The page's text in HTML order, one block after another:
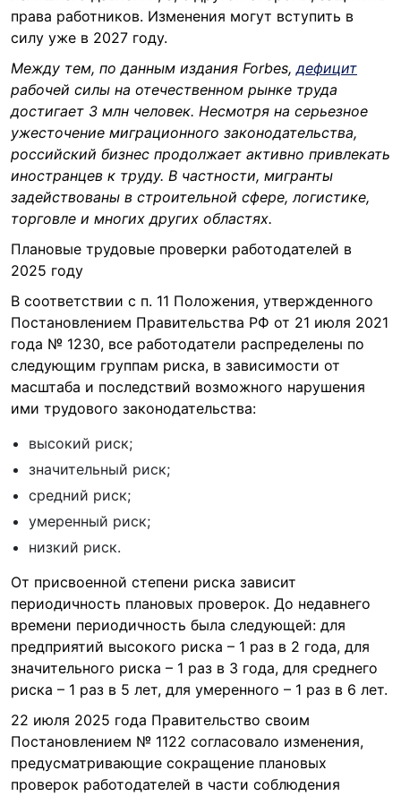
права работников. Изменения могут вступить в
силу уже в 2027 году.
Между тем, по данным издания Forbes,дефицит
рабочей силы на отечественном рынке труда
достигает 3 млн человек. Несмотря на серьезное
ужесточение миграционного законодательства,
российский бизнес продолжает активно привлекать
иностранцев к труду. В частности, мигранты
задействованы в строительной сфере, логистике,
торговле и многих других областях.
Плановые трудовые проверки работодателей в
2025 году
В соответствии с п. 11 Положения, утвержденного
Постановлением Правительства РФ от 21 июля 2021
года № 1230, все работодатели распределены по
следующим группам риска, в зависимости от
масштаба и последствий возможного нарушения
ими трудового законодательства:
высокий риск;
значительный риск;
средний риск;
умеренный риск;
низкий риск.
От присвоенной степени риска зависит
периодичность плановых проверок. До недавнего
времени периодичность была следующей: для
предприятий высокого риска – 1 раз в 2 года, для
значительного риска – 1 раз в 3 года, для среднего
риска – 1 раз в 5 лет, для умеренного – 1 раз в 6 лет.
22 июля 2025 года Правительство своим
Постановлением № 1122 согласовало изменения,
предусматривающие сокращение плановых
проверок работодателей в части соблюдения